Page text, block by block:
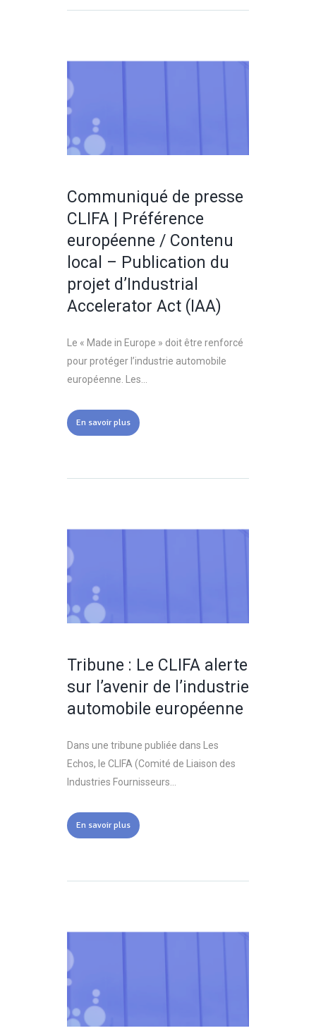
Communiqué de presse
CLIFA | Préférence
européenne / Contenu
local – Publication du
projet d’Industrial
Accelerator Act (IAA)
Le « Made in Europe » doit être renforcé
pour protéger l’industrie automobile
européenne. Les...
En savoir plus
Tribune : Le CLIFA alerte
sur l’avenir de l’industrie
automobile européenne
Dans une tribune publiée dans Les
Echos, le CLIFA (Comité de Liaison des
Industries Fournisseurs...
En savoir plus